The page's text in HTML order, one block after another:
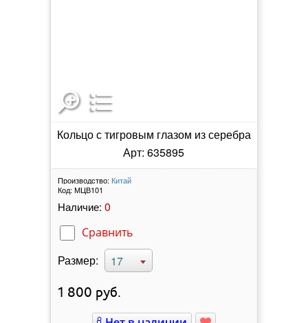
Кольцо с тигровым глазом из серебра
Арт: 635895
Производство: Китай
Код: МЦВ101
Наличие: 0
Сравнить
Размер: 17
1 800 руб.